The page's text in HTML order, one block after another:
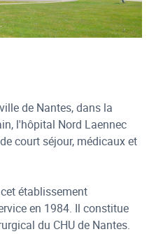
de Nantes, dans la
l'hôpital Nord Laennec
court séjour, médicaux et
établissement
en 1984. Il constitue
du CHU de Nantes.